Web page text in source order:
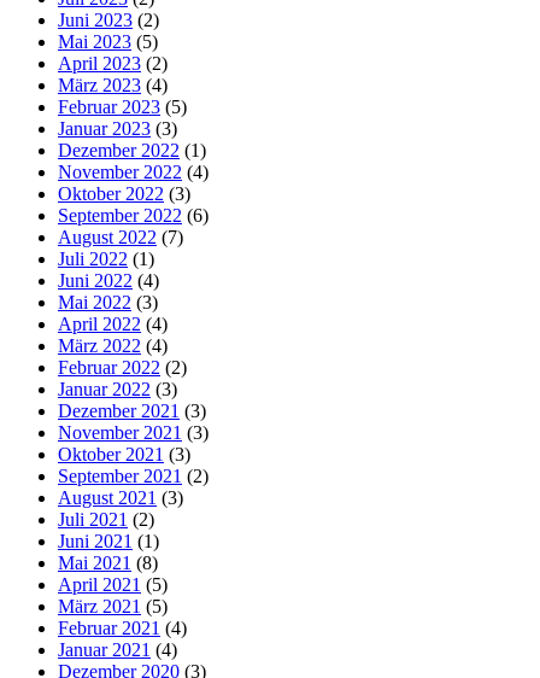
Juni 2023 (2)
Mai 2023 (5)
April 2023 (2)
März 2023 (4)
Februar 2023 (5)
Januar 2023 (3)
Dezember 2022 (1)
November 2022 (4)
Oktober 2022 (3)
September 2022 (6)
August 2022 (7)
Juli 2022 (1)
Juni 2022 (4)
Mai 2022 (3)
April 2022 (4)
März 2022 (4)
Februar 2022 (2)
Januar 2022 (3)
Dezember 2021 (3)
November 2021 (3)
Oktober 2021 (3)
September 2021 (2)
August 2021 (3)
Juli 2021 (2)
Juni 2021 (1)
Mai 2021 (8)
April 2021 (5)
März 2021 (5)
Februar 2021 (4)
Januar 2021 (4)
Dezember 2020 (3)